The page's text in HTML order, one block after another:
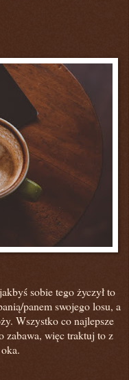
jakbyś sobie tego życzył to
panem swojego losu, a
Wszystko co najlepsze
zabawa, więc traktuj to z